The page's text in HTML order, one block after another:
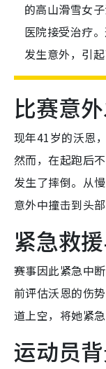
的高山滑雪女
医院接受治疗
发生意外，引起
比赛意
现年41岁的沃恩
然而，在起跑后
发生了摔倒。从
意外中撞击到头部
紧急救
赛事因此紧急中
前评估沃恩的伤
道上空，将她紧急
运动员